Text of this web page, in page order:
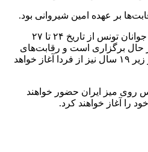
بر عهده امین شیروانی بود.
گفتنی است، مسابقات کانتندر جوانان تونس از تاریخ ۲۴ تا ۲۷
حال برگزاری است و رقابت‌های
رده‌های سنی زیر ۱۱، زیر ۱۵ و زیر ۱۹ سال نیز از فردا آغاز خواهد
روی میز ایران حضور خواهند
را آغاز خواهند کرد.